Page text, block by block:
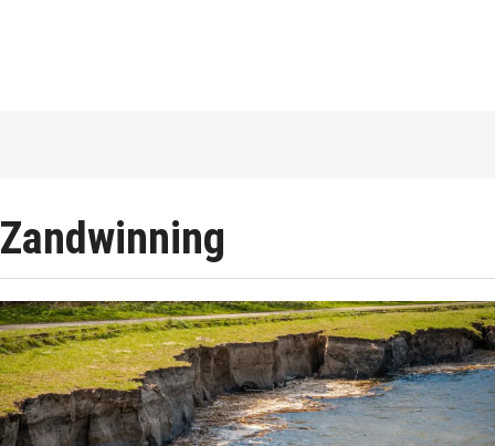
Zandwinning